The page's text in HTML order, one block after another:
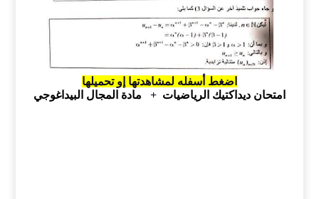
اضغط أسفله لمشاهدتها إو تحميلها
امتحان ديداكتيك الرياضيات + مادة المجال البيداغوجي